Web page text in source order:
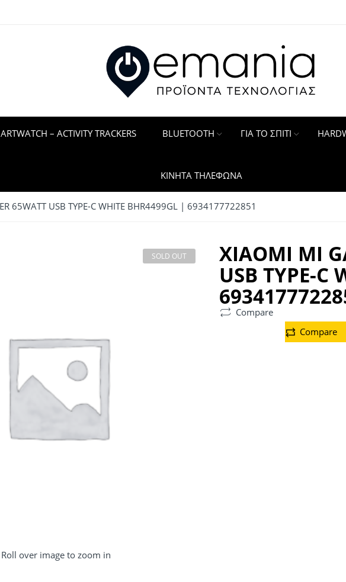
– ACTIVITY TRACKERS BLUETOOTH ΓΙΑ ΤΟ ΣΠΙΤΙ
ΚΙΝΗΤΑ ΤΗΛΕΦΩΝΑ
65WATT USB TYPE-C WHITE BHR4499GL | 6934177722851
SOLD OUT
Roll over image to zoom in
XIAOMI MI
USB TYPE-C
Compare
Compare